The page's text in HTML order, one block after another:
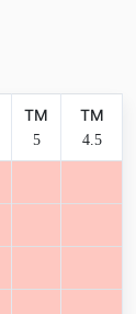
ТМ
5
ТМ
4.5